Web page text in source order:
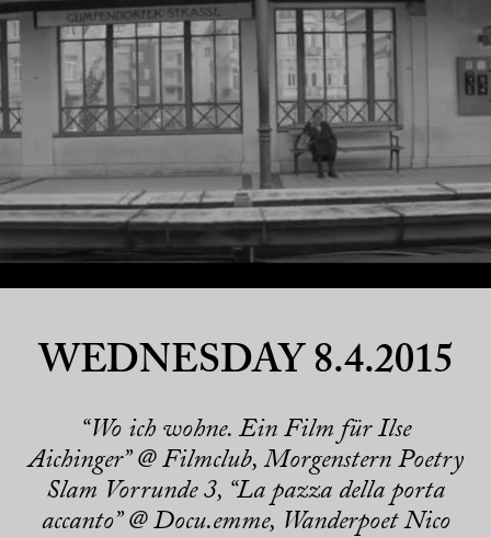
WEDNESDAY 8.4.2015
“Wo ich wohne. Ein Film für Ilse
Aichinger” @ Filmclub, Morgenstern Poetry
Slam Vorrunde 3, “La pazza della porta
accanto” @ Docu.emme, Wanderpoet Nico